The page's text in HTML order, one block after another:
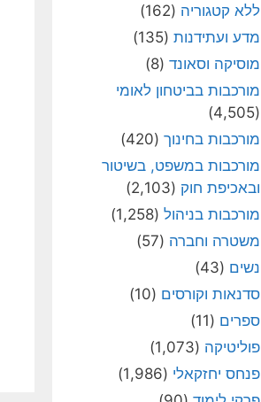
ללא קטגוריה (162)
מדע ועתידנות (135)
מוסיקה וסאונד (8)
מורכבות בביטחון לאומי
(4,505)
מורכבות בחינוך (420)
מורכבות במשפט, בשיטור
ובאכיפת חוק (2,103)
מורכבות בניהול (1,258)
משטרה וחברה (57)
נשים (43)
סדנאות וקורסים (10)
ספרים (11)
פוליטיקה (1,073)
פנחס יחזקאלי (1,986)